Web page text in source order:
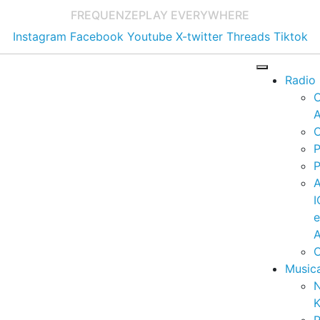
FREQUENZEPLAY EVERYWHERE
Instagram Facebook Youtube X-twitter Threads Tiktok
Radio
e